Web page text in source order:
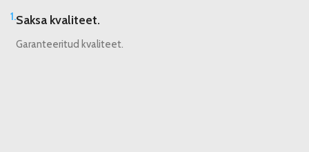
1.Saksa kvaliteet.
Garanteeritud kvaliteet.